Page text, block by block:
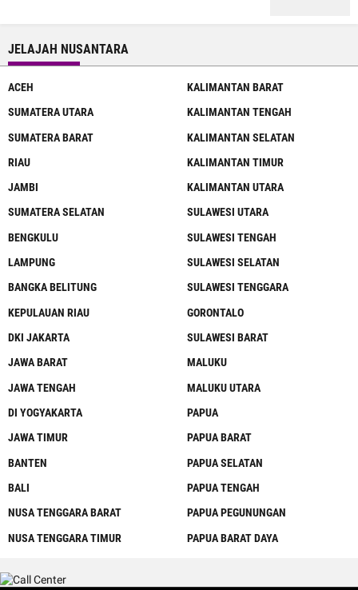
JELAJAH NUSANTARA
ACEH
SUMATERA UTARA
SUMATERA BARAT
RIAU
JAMBI
SUMATERA SELATAN
BENGKULU
LAMPUNG
BANGKA BELITUNG
KEPULAUAN RIAU
DKI JAKARTA
JAWA BARAT
JAWA TENGAH
DI YOGYAKARTA
JAWA TIMUR
BANTEN
BALI
NUSA TENGGARA BARAT
NUSA TENGGARA TIMUR
KALIMANTAN BARAT
KALIMANTAN TENGAH
KALIMANTAN SELATAN
KALIMANTAN TIMUR
KALIMANTAN UTARA
SULAWESI UTARA
SULAWESI TENGAH
SULAWESI SELATAN
SULAWESI TENGGARA
GORONTALO
SULAWESI BARAT
MALUKU
MALUKU UTARA
PAPUA
PAPUA BARAT
PAPUA SELATAN
PAPUA TENGAH
PAPUA PEGUNUNGAN
PAPUA BARAT DAYA